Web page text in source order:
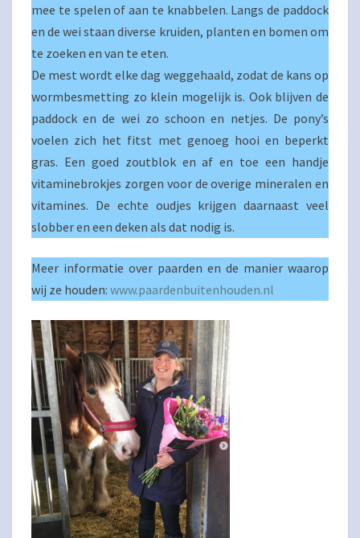
mee te spelen of aan te knabbelen. Langs de paddock
en de wei staan diverse kruiden, planten en bomen om
te zoeken en van te eten.
De mest wordt elke dag weggehaald, zodat de kans op
wormbesmetting zo klein mogelijk is. Ook blijven de
paddock en de wei zo schoon en netjes. De pony’s
voelen zich het fitst met genoeg hooi en beperkt
gras. Een goed zoutblok en af en toe een handje
vitaminebrokjes zorgen voor de overige mineralen en
vitamines. De echte oudjes krijgen daarnaast veel
slobber en een deken als dat nodig is.
Meer informatie over paarden en de manier waarop
wij ze houden: www.paardenbuitenhouden.nl